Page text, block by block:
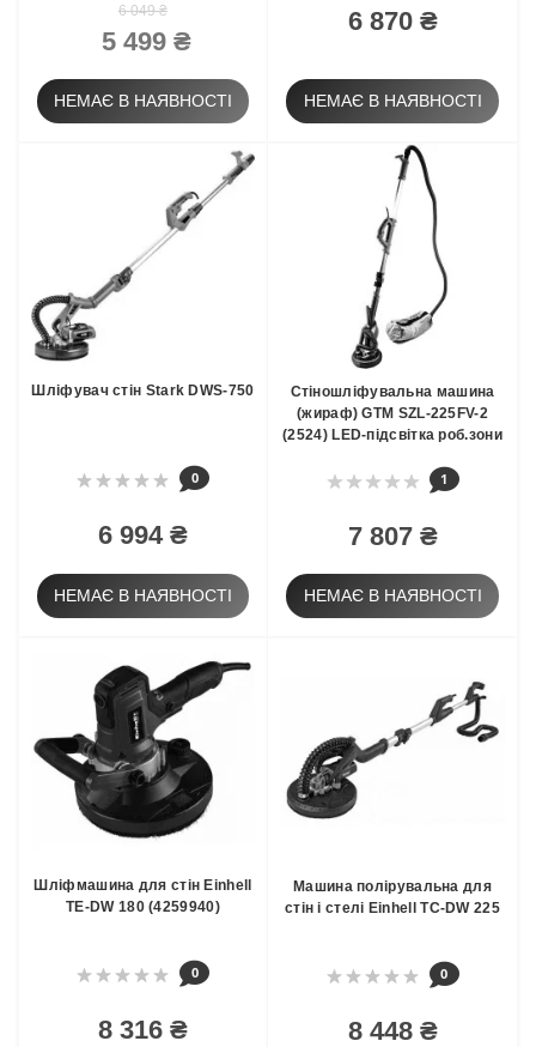
6 049 ₴
5 499 ₴
НЕМАЄ В НАЯВНОСТІ
6 870 ₴
НЕМАЄ В НАЯВНОСТІ
Шліфувач стін Stark DWS-750
0
6 994 ₴
НЕМАЄ В НАЯВНОСТІ
Стіношліфувальна машина
(жираф) GTM SZL-225FV-2
(2524) LED-підсвітка роб.зони
1
7 807 ₴
НЕМАЄ В НАЯВНОСТІ
Шліфмашина для стін Einhell
TE-DW 180 (4259940)
0
8 316 ₴
Машина полірувальна для
стін і стелі Einhell TС-DW 225
0
8 448 ₴